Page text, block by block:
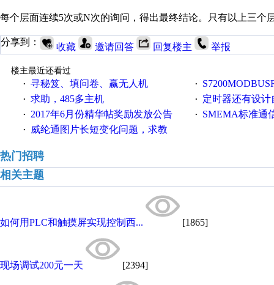
每个层面连续5次或N次的询问，得出最终结论。只有以上三
分享到： 收藏 邀请回答 回复楼主 举报
楼主最近还看过
· 寻秘笈、填问卷、赢无人机 ·
· 求助，485多主机 · 定时器还有设
· 2017年6月份精华帖奖励发放公告 · SMEMA标准通
· 威纶通图片长短变化问题，求教
热门招聘
相关主题
如何用PLC和触摸屏实现控制西... [1865]
现场调试200元一天 [2394]